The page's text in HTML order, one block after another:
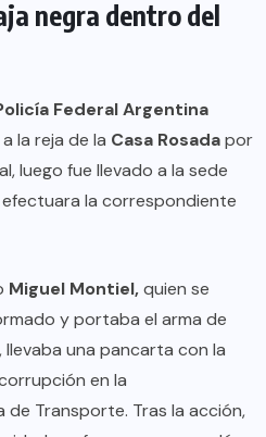
negra dentro del
Federal Argentina
la reja de la Casa Rosadapor
luego fue llevado a la sede
la correspondiente
Miguel Montiel,quien se
y portaba el arma de
llevaba una pancarta con la
en la
de Transporte. Tras la acción,